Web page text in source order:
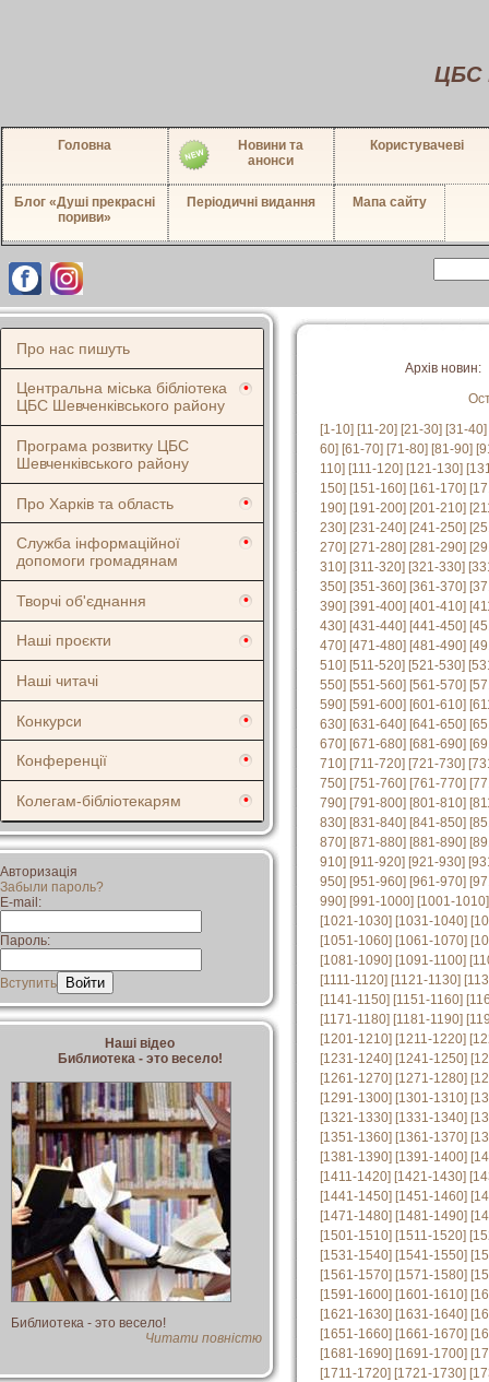
ЦБС
Головна
Новини та
анонси
Користувачеві
Блог «Душі прекрасні
пориви»
Періодичні видання Мапа сайту
Про нас пишуть
Центральна міська бібліотека
ЦБС Шевченківського району
Програма розвитку ЦБС
Шевченківського району
Про Харків та область
Служба інформаційної
допомоги громадянам
Творчі об'єднання
Наші проєкти
Наші читачі
Конкурси
Конференції
Колегам-бібліотекарям
Авторизація
Забыли пароль?
E-mail:
Пароль:
Вступить
Наші відео
Библиотека - это весело!
Библиотека - это весело!
Читати повністю
Архів новин:
[1-10] [11-20] [21-30] [31-40]
60] [61-70] [71-80] [81-90]
110] [111-120] [121-130]
150] [151-160] [161-170]
190] [191-200] [201-210]
230] [231-240] [241-250]
270] [271-280] [281-290]
310] [311-320] [321-330]
350] [351-360] [361-370]
390] [391-400] [401-410]
430] [431-440] [441-450]
470] [471-480] [481-490]
510] [511-520] [521-530]
550] [551-560] [561-570]
590] [591-600] [601-610]
630] [631-640] [641-650]
670] [671-680] [681-690]
710] [711-720] [721-730]
750] [751-760] [761-770]
790] [791-800] [801-810]
830] [831-840] [841-850]
870] [871-880] [881-890]
910] [911-920] [921-930]
950] [951-960] [961-970]
990] [991-1000] [1001-1010]
[1021-1030] [1031-1040]
[1051-1060] [1061-1070]
[1081-1090] [1091-1100]
[1111-1120] [1121-1130]
[1141-1150] [1151-1160]
[1171-1180] [1181-1190]
[1201-1210] [1211-1220]
[1231-1240] [1241-1250]
[1261-1270] [1271-1280]
[1291-1300] [1301-1310]
[1321-1330] [1331-1340]
[1351-1360] [1361-1370]
[1381-1390] [1391-1400]
[1411-1420] [1421-1430]
[1441-1450] [1451-1460]
[1471-1480] [1481-1490]
[1501-1510] [1511-1520]
[1531-1540] [1541-1550]
[1561-1570] [1571-1580]
[1591-1600] [1601-1610]
[1621-1630] [1631-1640]
[1651-1660] [1661-1670]
[1681-1690] [1691-1700]
[1711-1720] [1721-1730]